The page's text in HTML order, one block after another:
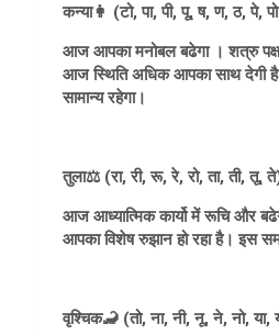
कन्या👩 (टो, पा, पी, पू, ष, ण, ठ, पे,
आज आपका मनोबल बढेगा । शत्रु पक्ष
आज स्थिति अधिक आपका साथ देगी
सामान्य रहेगा।
तुला⚖️ (रा, री, रू, रे, रो, ता, ती, तू,
आज आध्यात्मिक कार्यो में रूचि और
आपका विशेष रुझान हो रहा है। इस
वृश्चिक🦂 (तो, ना, नी, नू, ने, नो, या,